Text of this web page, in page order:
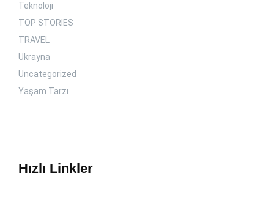
Teknoloji
TOP STORIES
TRAVEL
Ukrayna
Uncategorized
Yaşam Tarzı
Hızlı Linkler